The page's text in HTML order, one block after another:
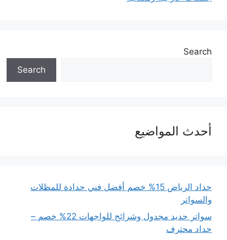
Search
Search
أحدث المواضيع
حداد الرياض 15% خصم أفضل فني حدادة للمظلات
والسواتر
سواتر حديد مجدول وشرائح للواجهات 22% خصم –
حداد محترف